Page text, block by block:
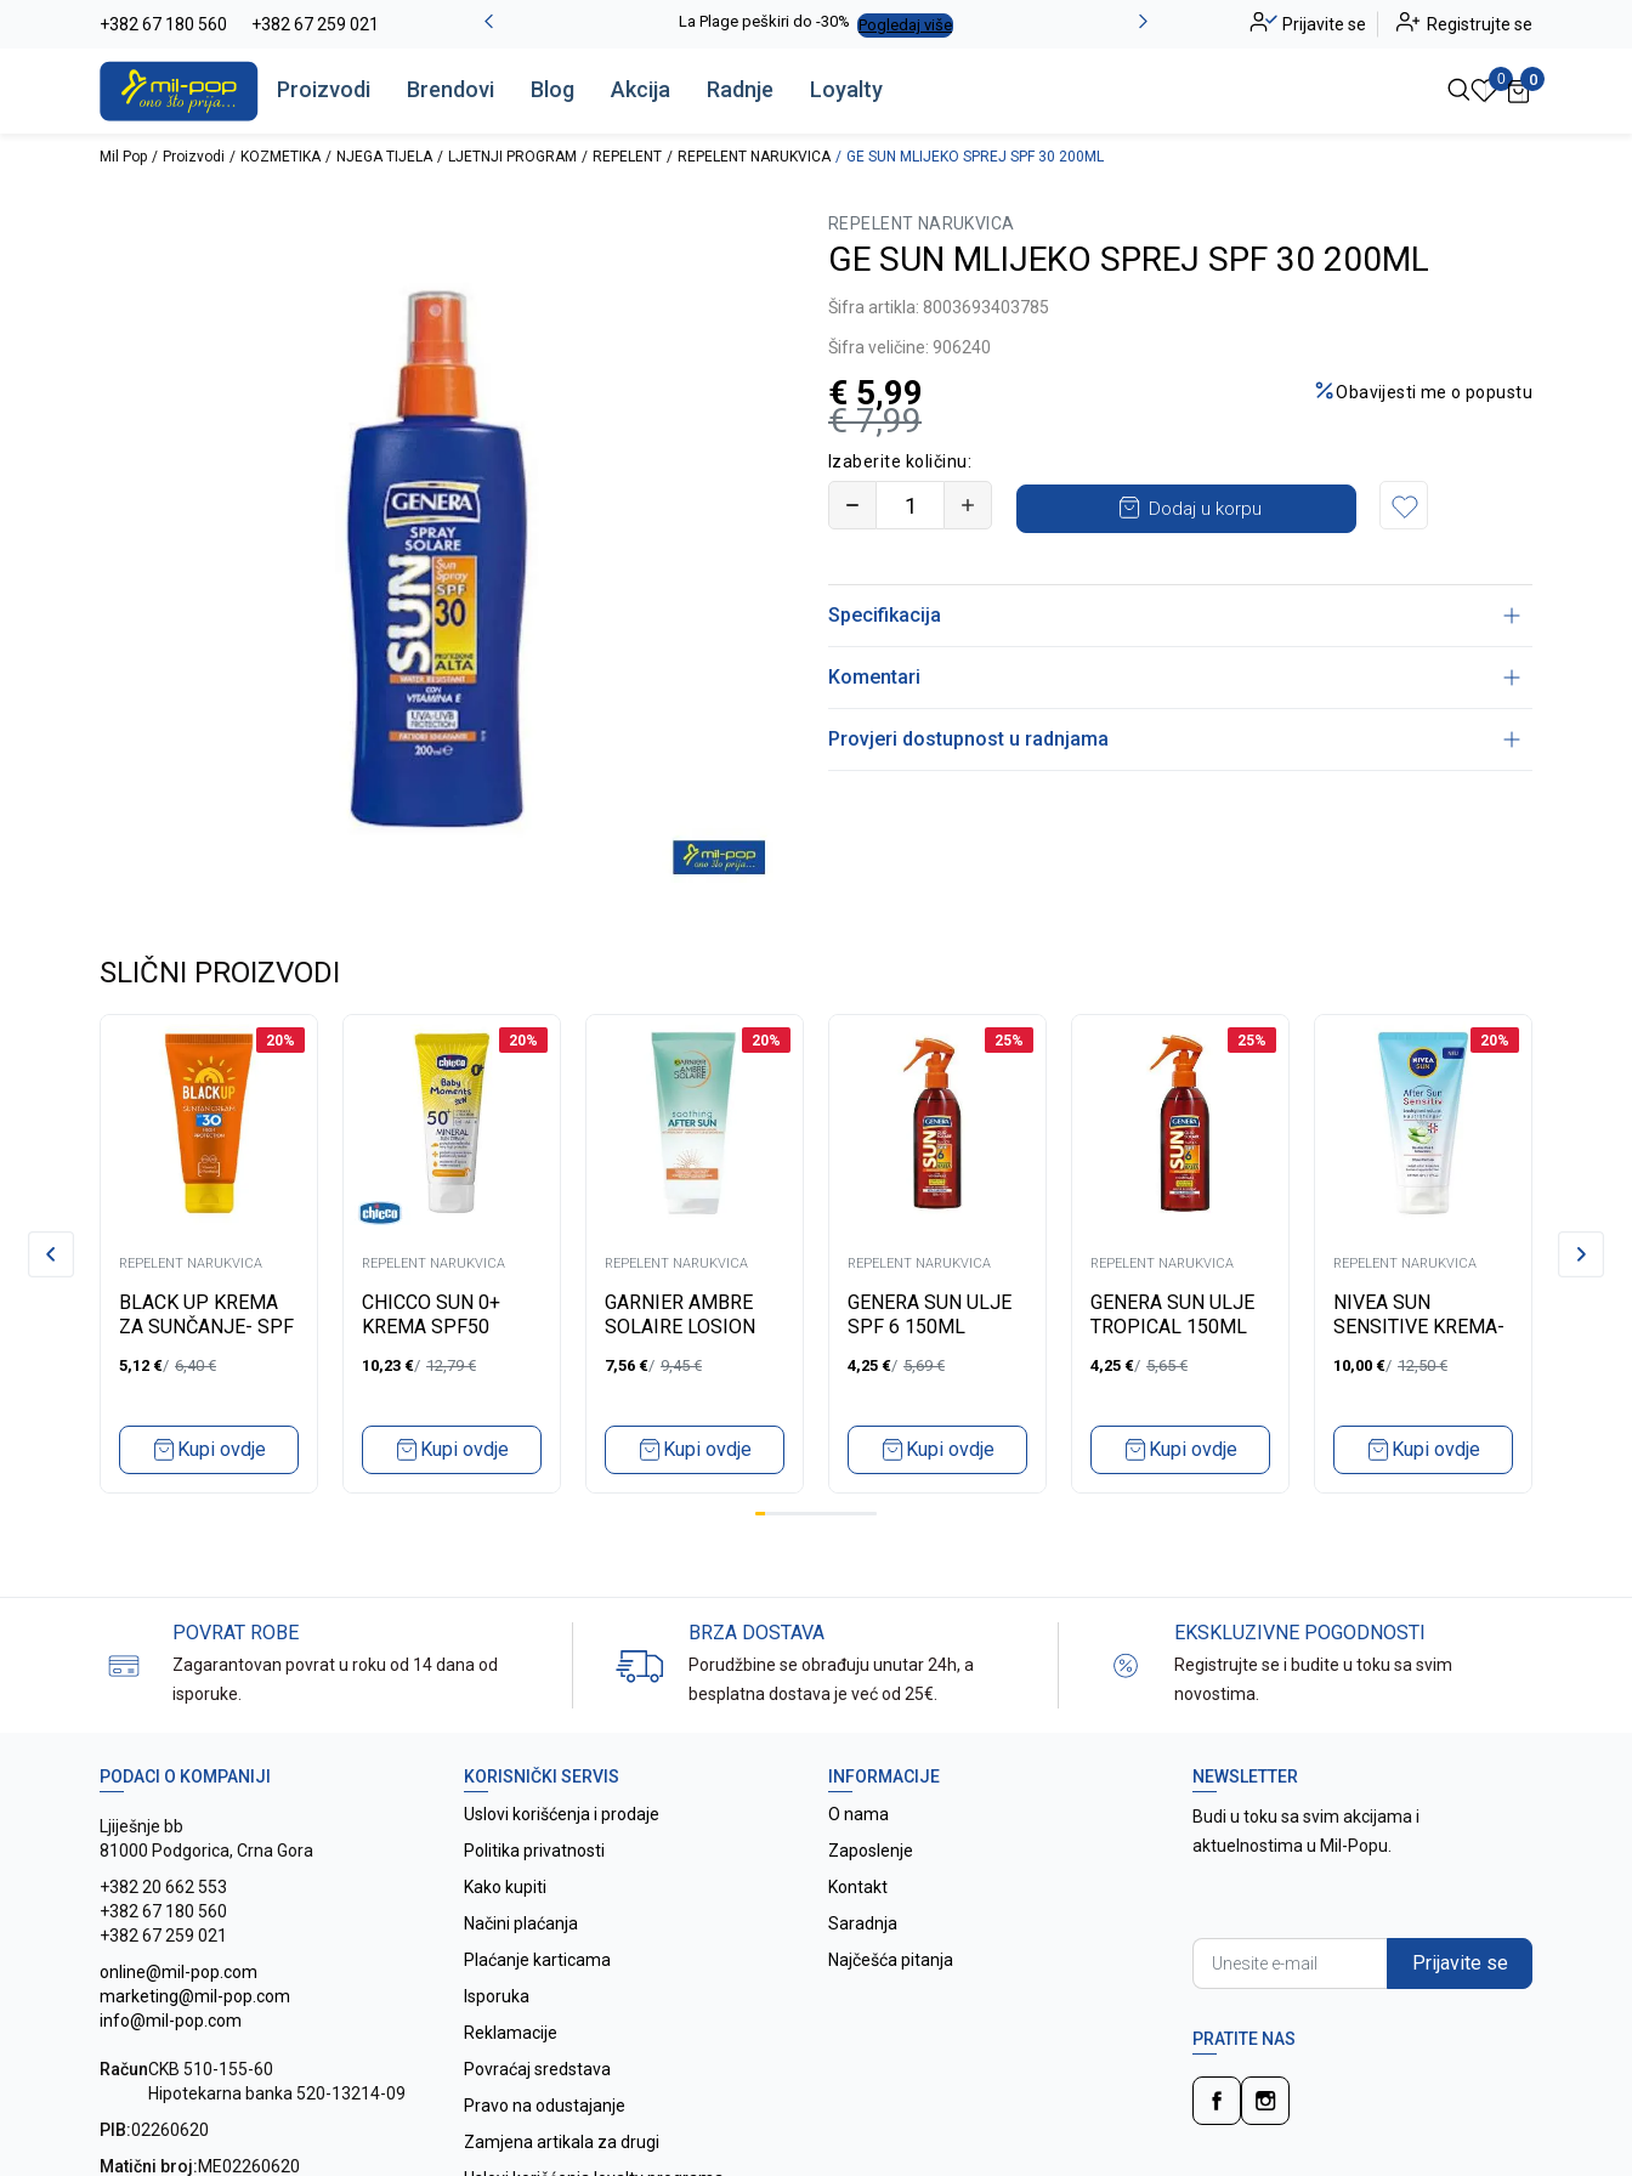
+382 67 180 560 +382 67 259 021
-20% na kompletan asortiman Pogledaj više La Plage peškiri do -30% Pogledaj više Alma Ras do -50% Pogledaj više
Prijavite se Registrujte se
Proizvodi Brendovi Blog Akcija Radnje Loyalty 0 0
Mil Pop Proizvodi KOZMETIKA NJEGA TIJELA LJETNJI PROGRAM REPELENT REPELENT NARUKVICA GE SUN MLIJEKO SPREJ SPF 30 200ML
REPELENT NARUKVICA
GE SUN MLIJEKO SPREJ SPF 30 200ML
Šifra artikla: 8003693403785
Šifra veličine: 906240
€ 7,99
€ 5,99 Obavijesti me o popustu
Izaberite količinu:
Dodaj u korpu
Specifikacija
Komentari
Provjeri dostupnost u radnjama
SLIČNI PROIZVODI
20%
REPELENT NARUKVICA
BLACK UP KREMA
ZA SUNČANJE- SPF
5,12 € 6,40€
Kupi ovdje
20%
REPELENT NARUKVICA
CHICCO SUN 0+
KREMA SPF50
10,23 € 12,79€
Kupi ovdje
20%
REPELENT NARUKVICA
GARNIER AMBRE
SOLAIRE LOSION
7,56 € 9,45€
Kupi ovdje
25%
REPELENT NARUKVICA
GENERA SUN ULJE
SPF 6 150ML
4,25 € 5,69€
Kupi ovdje
25%
REPELENT NARUKVICA
GENERA SUN ULJE
TROPICAL 150ML
4,25 € 5,65€
Kupi ovdje
20%
REPELENT NARUKVICA
NIVEA SUN
SENSITIVE KREMA-
POSLE SUNČANJA
10,00 € 12,50€
Kupi ovdje
POVRAT ROBE
Zagarantovan povrat u roku od 14 dana od
isporuke.
BRZA DOSTAVA
Porudžbine se obrađuju unutar 24h, a
besplatna dostava je već od 25€.
EKSKLUZIVNE POGODNOSTI
Registrujte se i budite u toku sa svim
novostima.
PODACI O KOMPANIJI
Ljiješnje bb
81000 Podgorica, Crna Gora
+382 20 662 553
+382 67 180 560
+382 67 259 021
online@mil-pop.com
marketing@mil-pop.com
info@mil-pop.com
RačunCKB 510-155-60
Hipotekarna banka 520-13214-09
PIB:02260620
Matični broj:ME02260620
KORISNIČKI SERVIS
Uslovi korišćenja i prodaje
Politika privatnosti
Kako kupiti
Načini plaćanja
Plaćanje karticama
Isporuka
Reklamacije
Povraćaj sredstava
Pravo na odustajanje
Zamjena artikala za drugi
INFORMACIJE
O nama
Zaposlenje
Kontakt
Saradnja
Najčešća pitanja
NEWSLETTER
Budi u toku sa svim akcijama i
aktuelnostima u Mil-Popu.
Prijavite se
PRATITE NAS